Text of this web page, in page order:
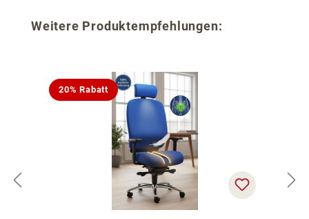
Produktgalerie überspringen
Weitere Produktempfehlungen:
20% Rabatt